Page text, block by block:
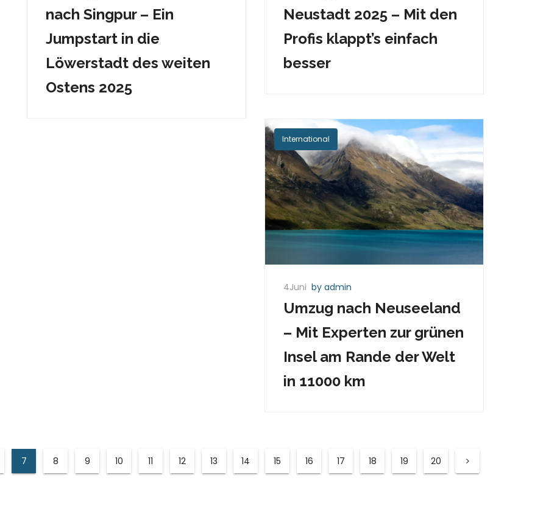
nach Singpur – Ein
Jumpstart in die
Löwerstadt des weiten
Ostens 2025
Neustadt 2025 – Mit den
Profis klappt’s einfach
besser
International
4Juni by admin
Umzug nach Neuseeland
– Mit Experten zur grünen
Insel am Rande der Welt
in 11000 km
7 8 9 10 11 12 13 14 15 16 17 18 19 20